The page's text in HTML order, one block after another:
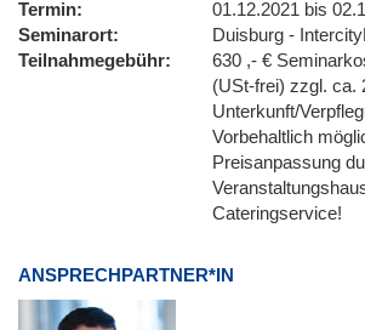
Termin
01.12.2021 bis
Seminarort
Duisburg -
Teilnahmegebühr
630 ,- €
(USt-frei) zzgl. ca.
Unterkunft/
Vorbehaltlich
Preisanpassung
Cateringservice!
ANSPRECHPARTNER*IN